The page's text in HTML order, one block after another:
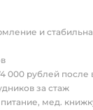
и
000 рублей после
за стаж
мед.